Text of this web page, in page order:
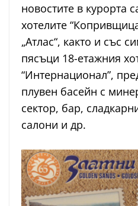
новостите в курорта
хотелите
„Атлас“, както и със
пясъци 18-етажния
“Интернационал”,
плувен басейн с
сектор, бар,
салони и др.